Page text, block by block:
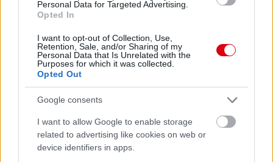
Personal Data for Targeted Advertising.
Opted In
I want to opt-out of Collection, Use,
Retention, Sale, and/or Sharing of my
Personal Data that Is Unrelated with the
Purposes for which it was collected.
Opted Out
Google consents
I want to allow Google to enable storage
related to advertising like cookies on web or
device identifiers in apps.